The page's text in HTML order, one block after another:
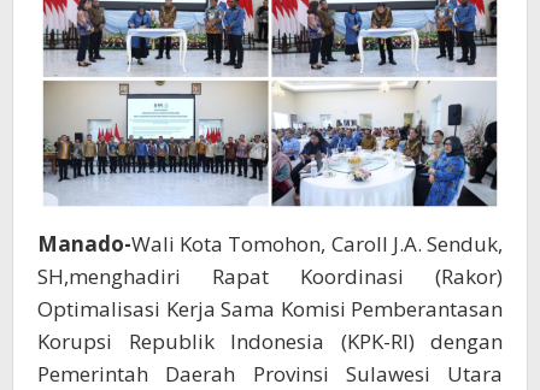
Manado-Wali Kota Tomohon, Caroll J.A. Senduk,
SH,menghadiri Rapat Koordinasi (Rakor)
Optimalisasi Kerja Sama Komisi Pemberantasan
Korupsi Republik Indonesia (KPK-RI) dengan
Pemerintah Daerah Provinsi Sulawesi Utara